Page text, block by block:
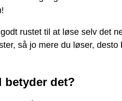
rustet til at løse selv det
så jo mere du løser, desto
betyder det?